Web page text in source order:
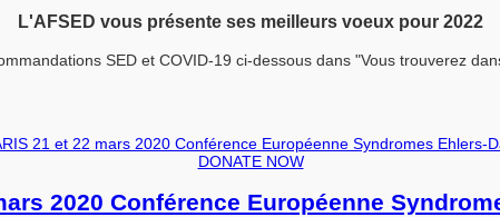
L'AFSED vous présente ses meilleurs voeux pour 2022
SED et COVID-19 ci-dessous dans "Vous trouverez
DONATE NOW
2020 Conférence Européenne